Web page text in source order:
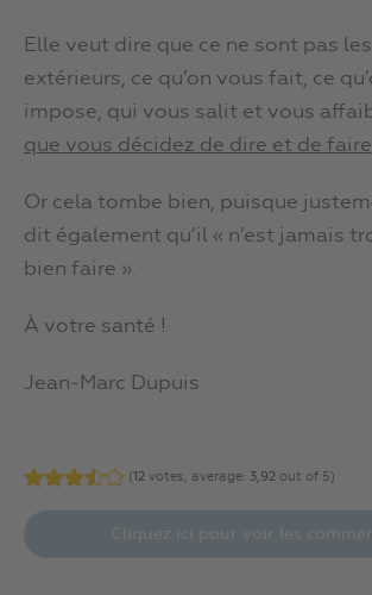
Elle veut dire que ce ne sont pas
extérieurs, ce qu’on vous fait, ce
impose, qui vous salit et vous
que vous décidez de dire et de faire
Or cela tombe bien, puisque
dit également qu’il « n’est jamais
bien faire ».
À votre santé !
Jean-Marc Dupuis
(12 votes, average: 3,92 out of 5)